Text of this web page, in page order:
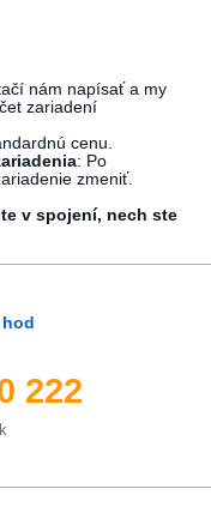
nám napísať a my
zariadení
cenu.
: Po
zmeniť.
v spojení, nech ste
hod
222